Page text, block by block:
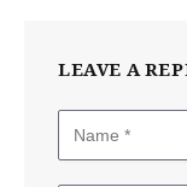
LEAVE A